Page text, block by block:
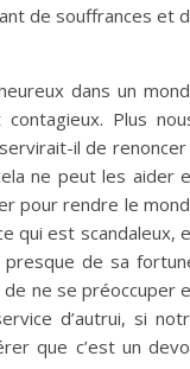
de souffrances et
dans un
Plus
il de renoncer
ne peut les aider
pour rendre le
qui est scandaleux,
de sa
ne se préoccuper
d’autrui, si
que c’est un